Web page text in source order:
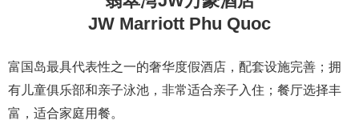
JW Marriott Phu Quoc
富国岛最具代表性之一的奢华度假酒店，配套设施完善；拥
有儿童俱乐部和亲子泳池，非常适合亲子入住；餐厅选择丰
富，适合家庭用餐。